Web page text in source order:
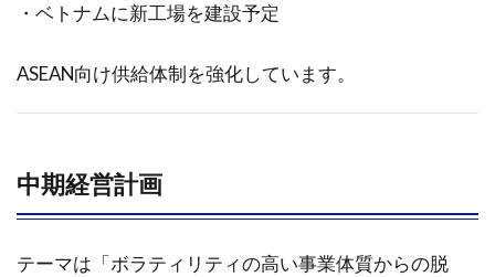
・ベトナムに新工場を建設予定
ASEAN向け供給体制を強化しています。
中期経営計画
テーマは「ボラティリティの高い事業体質からの脱